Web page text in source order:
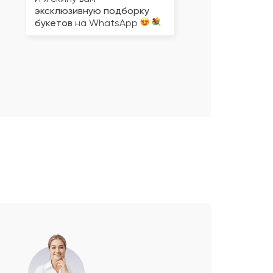
эксклюзивную подборку
букетов на WhatsApp